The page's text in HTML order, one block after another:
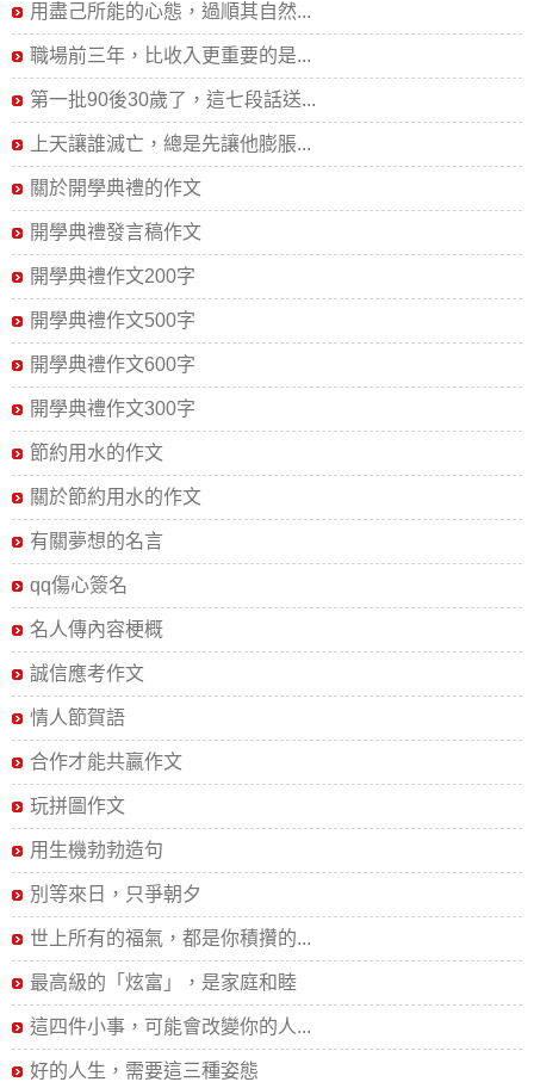
用盡己所能的心態，過順其自然...
職場前三年，比收入更重要的是...
第一批90後30歲了，這七段話送...
上天讓誰滅亡，總是先讓他膨脹...
關於開學典禮的作文
開學典禮發言稿作文
開學典禮作文200字
開學典禮作文500字
開學典禮作文600字
開學典禮作文300字
節約用水的作文
關於節約用水的作文
有關夢想的名言
qq傷心簽名
名人傳內容梗概
誠信應考作文
情人節賀語
合作才能共贏作文
玩拼圖作文
用生機勃勃造句
別等來日，只爭朝夕
世上所有的福氣，都是你積攢的...
最高級的「炫富」，是家庭和睦
這四件小事，可能會改變你的人...
好的人生，需要這三種姿態